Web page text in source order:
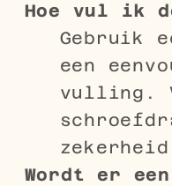
Hoe vul ik
Gebruik
een
vulling.
Wordt er